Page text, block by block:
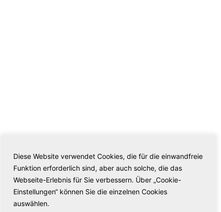
Diese Website verwendet Cookies, die für die einwandfreie
Funktion erforderlich sind, aber auch solche, die das
Webseite-Erlebnis für Sie verbessern. Über „Cookie-
Einstellungen“ können Sie die einzelnen Cookies
auswählen.